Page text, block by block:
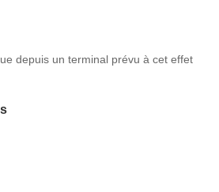
depuis un terminal prévu à cet effet